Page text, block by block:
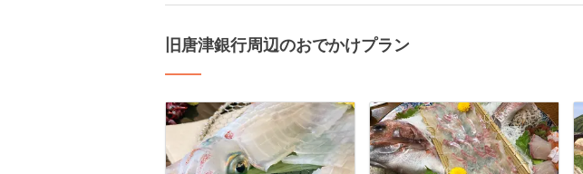
旧唐津銀行周辺のおでかけプラン